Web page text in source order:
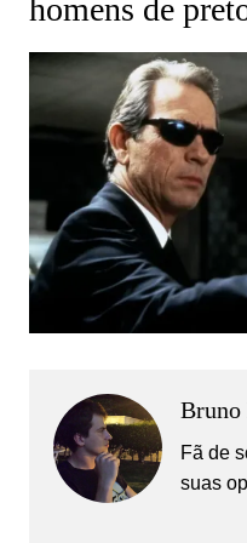
homens de
Bruno
Fã de
suas